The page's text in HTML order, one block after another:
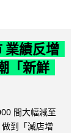
業績反增
「新鮮
間大幅減至
到「減店增